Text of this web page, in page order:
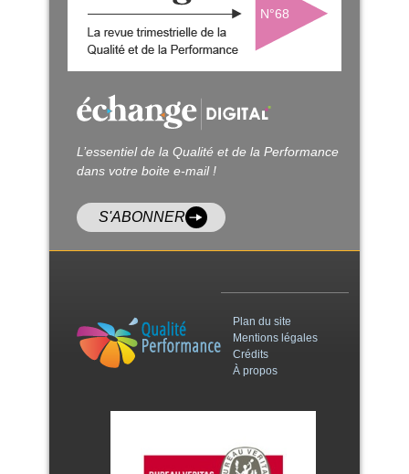
N°68
L’essentiel de la Qualité et de la Performance
dans votre boite e-mail !
S'ABONNER
Plan du site
Mentions légales
Crédits
À propos